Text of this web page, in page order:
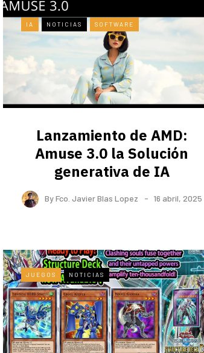
IA NOTICIAS SOFTWARE
Lanzamiento de AMD:
Amuse 3.0 la Solución
generativa de IA
ByFco. Javier Blas Lopez 16 abril, 2025
JUEGOS NOTICIAS